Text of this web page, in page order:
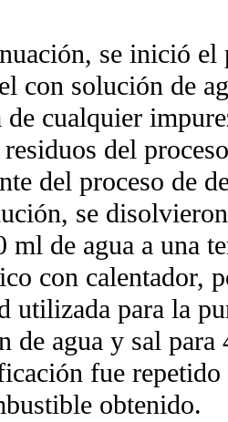
se inició el
con solución de
de cualquier
residuos del
del proceso de
se
ml de agua a una
con calentador,
utilizada para la
de agua y sal
fue
obtenido.